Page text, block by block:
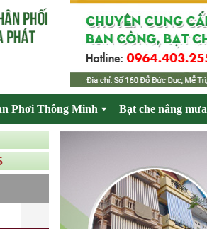
Phơi Thông Minh Bạt che nắng mưa